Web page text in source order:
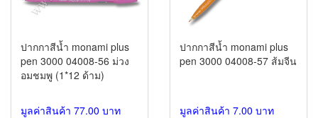
ปากกาสีน้ำ monami plus
pen 3000 04008-56 ม่วง
อมชมพู (1*12 ด้าม)
มูลค่าสินค้า 77.00 บาท
ปากกาสีน้ำ monami plus
pen 3000 04008-57 ส้มจีน
มูลค่าสินค้า 7.00 บาท